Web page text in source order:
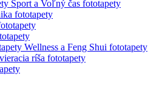
Šport a Voľný čas fototapety
fototapety
Wellness a Feng Shui fototapety
ríša fototapety